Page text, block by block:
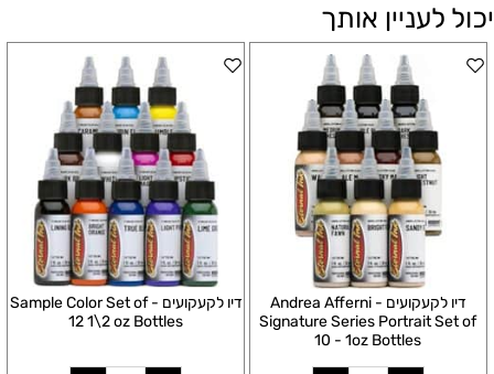
יכול לעניין אותך
דיו לקעקועים - Andrea Afferni
Signature Series Portrait Set of
10 - 1oz Bottles
דיו לקעקועים - Sample Color Set of
12 1\2 oz Bottles